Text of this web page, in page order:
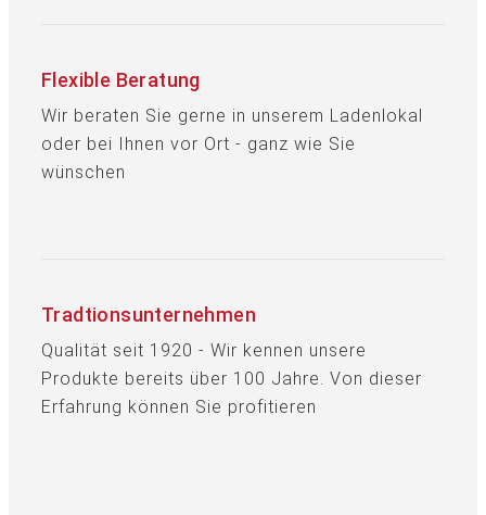
Flexible Beratung
Wir beraten Sie gerne in unserem Ladenlokal
oder bei Ihnen vor Ort - ganz wie Sie
wünschen
Tradtionsunternehmen
Qualität seit 1920 - Wir kennen unsere
Produkte bereits über 100 Jahre. Von dieser
Erfahrung können Sie profitieren